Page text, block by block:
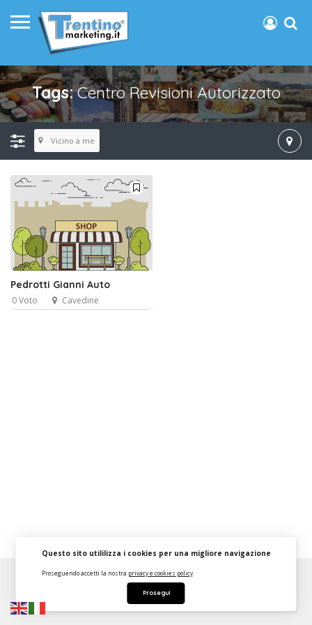
Tags:Centro Revisioni Autorizzato
Vicino a me
Pedrotti Gianni Auto
0 Voto Cavedine
FAQ Strumenti Dashboard
Questo sito utililizza i cookies per una migliore navigazione
Proseguendo accetti la nostra privacy e cookies policy.
Prosegui